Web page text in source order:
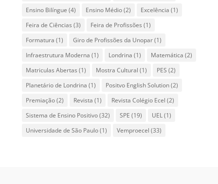
Ensino Bilíngue (4) Ensino Médio(2) Excelência (1)
Feira de Ciências (3) Feira de Profissões (1)
Formatura (1) Giro de Profissões da Unopar(1)
Infraestrutura Moderna (1) Londrina (1) Matemática (2)
Matriculas Abertas (1) Mostra Cultural (1) PES (2)
Planetário de Londrina (1) Positvo English Solution(2)
Premiação(2) Revista (1) Revista Colégio Ecel (2)
Sistema de Ensino Positivo(32) SPE (19) UEL(1)
Universidade de São Paulo(1) Vemproecel (33)